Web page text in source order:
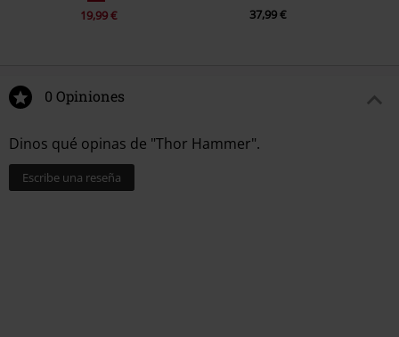
19,99 € 37,99 €
0 Opiniones
Dinos qué opinas de "Thor Hammer".
Escribe una reseña